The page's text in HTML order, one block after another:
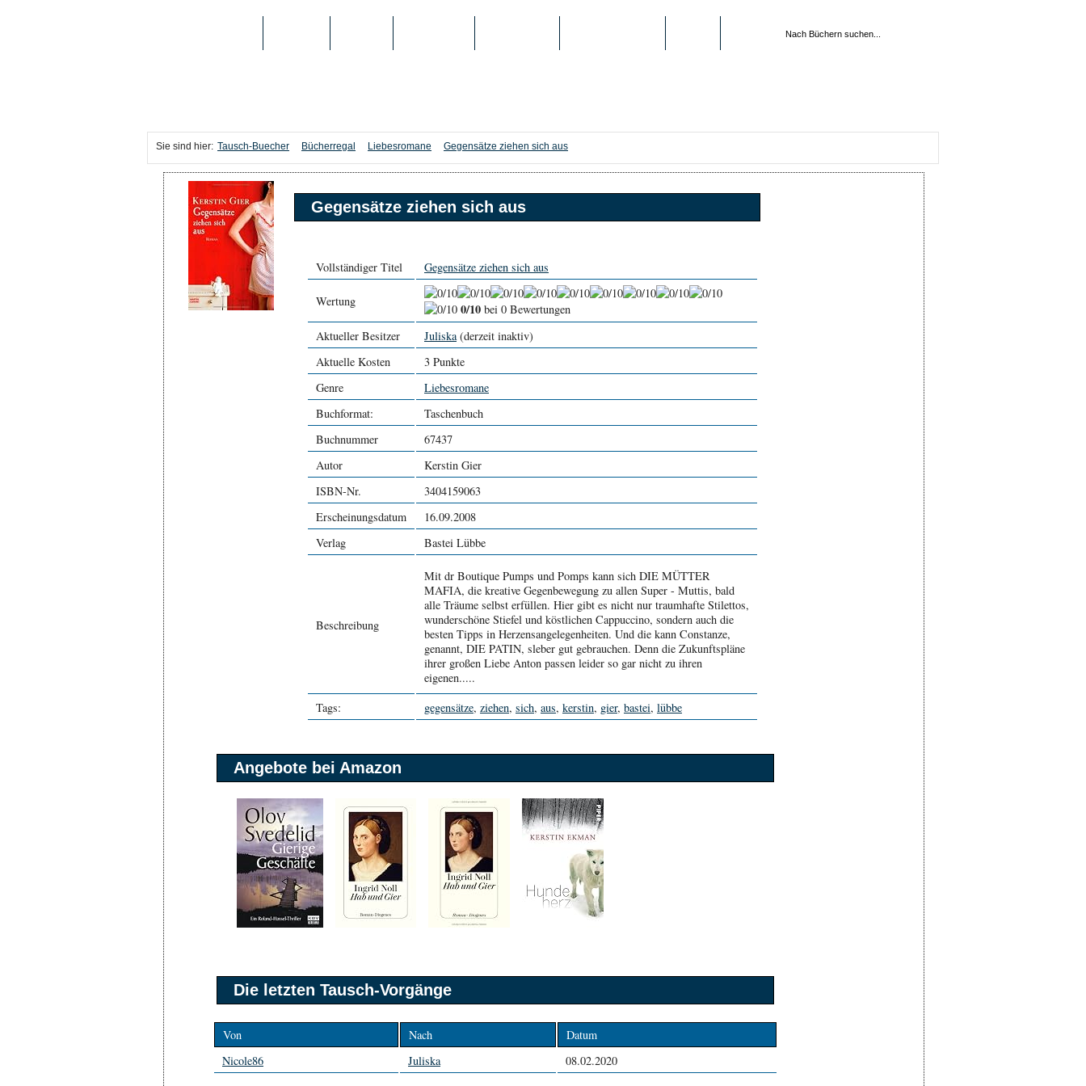
Sie sind hier: Tausch-Buecher Bücherregal Liebesromane Gegensätze ziehen sich aus
Gegensätze ziehen sich aus
Vollständiger Titel Gegensätze ziehen sich aus
Wertung 0/10 bei 0 Bewertungen
Aktueller Besitzer
Juliska(derzeit inaktiv)
Aktuelle Kosten
3 Punkte
Genre
Liebesromane
Buchformat:
Taschenbuch
Buchnummer
67437
Autor
Kerstin Gier
ISBN-Nr.
3404159063
Erscheinungsdatum
16.09.2008
Verlag
Bastei Lübbe
Beschreibung
Mit dr Boutique Pumps und Pomps kann sich DIE MÜTTER
MAFIA, die kreative Gegenbewegung zu allen Super - Muttis, bald
alle Träume selbst erfüllen. Hier gibt es nicht nur traumhafte Stilettos,
wunderschöne Stiefel und köstlichen Cappuccino, sondern auch die
besten Tipps in Herzensangelegenheiten. Und die kann Constanze,
genannt, DIE PATIN, sleber gut gebrauchen. Denn die Zukunftspläne
ihrer großen Liebe Anton passen leider so gar nicht zu ihren
eigenen.....
Tags:
gegensätze, ziehen, sich, aus, kerstin, gier, bastei, lübbe
Angebote bei Amazon
Die letzten Tausch-Vorgänge
Von Nach
Datum
Nicole86
Juliska 08.02.2020